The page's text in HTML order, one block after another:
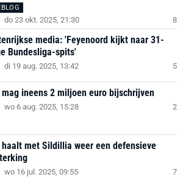
do 23 okt. 2025, 21:30 8
media: 'Feyenoord kijkt naar 31-
Bundesliga-spits'
di 19 aug. 2025, 13:42 5
mag ineens 2 miljoen euro bijschrijven
wo 6 aug. 2025, 15:28 2
haalt met Sildillia weer een defensieve
wo 16 jul. 2025, 09:55 7